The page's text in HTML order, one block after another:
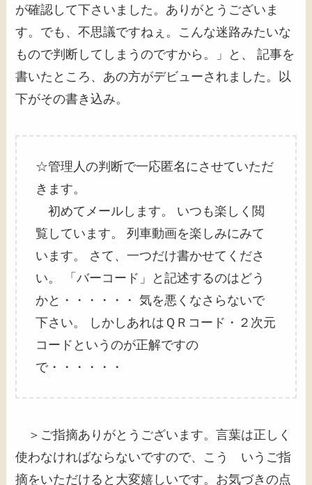
が確認して下さいました。ありがとうございま
す。でも、不思議ですねぇ。こんな迷路みたいな
もので判断してしまうのですから。」と、
記事を
書いたところ、あの方がデビューされました。以
下がその書き込み。
☆管理人の判断で一応匿名にさせていただ
きます。
初めてメールします。 いつも楽しく閲
覧しています。 列車動画を楽しみにみて
います。 さて、一つだけ書かせてくださ
い。 「バーコード」と記述するのはどう
かと・・・・・・ 気を悪くなさらないで
下さい。 しかしあれはＱＲコード・２次元
コードというのが正解ですの
で・・・・・・
＞ご指摘ありがとうございます。言葉は正しく
使わなければならないですので、こう いうご指
摘をいただけると大変嬉しいです。お気づきの点